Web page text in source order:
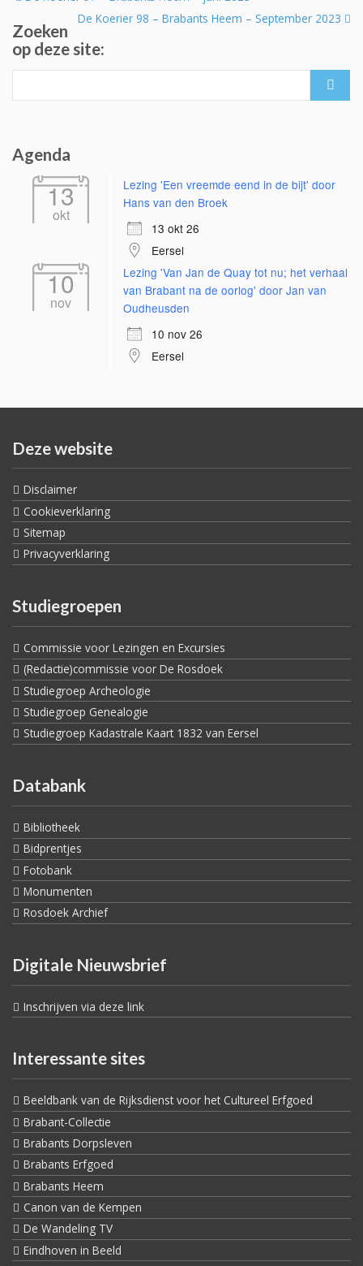
navigationDe Koerier 98 – Brabants Heem – September 2023
Zoeken
op deze site:
Agenda
13
okt
Lezing 'Een vreemde eend in de bijt' door
Hans van den Broek
13 okt 26
Eersel
10
nov
Lezing 'Van Jan de Quay tot nu; het verhaal
van Brabant na de oorlog' door Jan van
Oudheusden
10 nov 26
Eersel
Deze website
Disclaimer
Cookieverklaring
Sitemap
Privacyverklaring
Studiegroepen
Commissie voor Lezingen en Excursies
(Redactie)commissie voor De Rosdoek
Studiegroep Archeologie
Studiegroep Genealogie
Studiegroep Kadastrale Kaart 1832 van Eersel
Databank
Bibliotheek
Bidprentjes
Fotobank
Monumenten
Rosdoek Archief
Digitale Nieuwsbrief
Inschrijven via deze link
Interessante sites
Beeldbank van de Rijksdienst voor het Cultureel Erfgoed
Brabant-Collectie
Brabants Dorpsleven
Brabants Erfgoed
Brabants Heem
Canon van de Kempen
De Wandeling TV
Eindhoven in Beeld